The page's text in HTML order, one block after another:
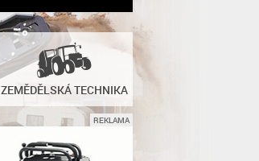
ZEMĚDĚLSKÁ TECHNIKA
REKLAMA